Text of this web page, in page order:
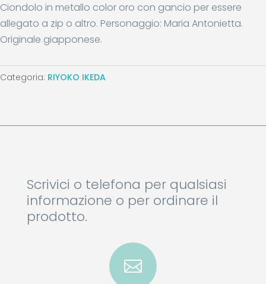
Ciondolo in metallo color oro con gancio per essere
allegato a zip o altro. Personaggio: Maria Antonietta.
Originale giapponese.
Categoria: RIYOKO IKEDA
Scrivici o telefona per qualsiasi
informazione o per ordinare il
prodotto.
